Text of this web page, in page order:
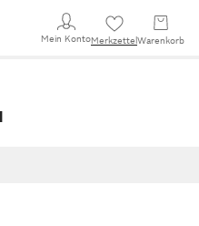
Mein KontoMerkzettel Warenkorb